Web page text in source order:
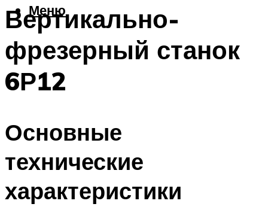
Меню
Вертикально-
фрезерный станок
6Р12
Основные
технические
характеристики